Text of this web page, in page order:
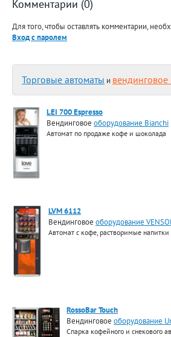
Комментарии (0)
Для того, чтобы оставлять комментарии,
Вход с паролем
Торговые автоматы и
LEI 700 Espresso
Вендинговоеоборудование Bianchi
Автомат по продаже кофе и шоколада
LVM 6112
Вендинговое оборудование
Автомат с кофе, растворимые напитки
RossoBar Touch
Вендинговоеоборудование
Спарка кофейного и снекового